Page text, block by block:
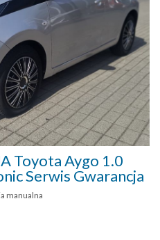
Toyota Aygo 1.0
Serwis Gwarancja
manualna